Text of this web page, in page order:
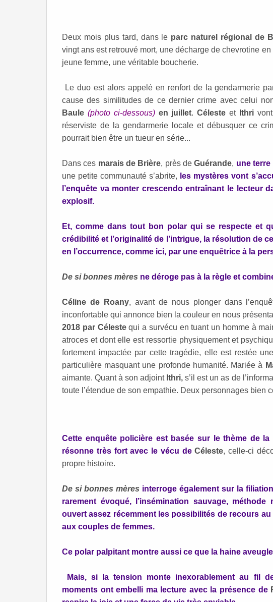
Deux mois plus tard, dans le parc naturel régional de
vingt ans est retrouvé mort, une décharge de chevrotine
jeune femme, une véritable boucherie.
Le duo est alors appelé en renfort de la gendarmerie
cause des similitudes de ce dernier crime avec celui
Baule (photo ci-dessous)en juillet.Céleste et Ithri
réserviste de la gendarmerie locale et débusquer ce
pourrait bien être un tueur en série...
Dans ces marais de Brière, près deGuérande, une
une petite communauté s’abrite, les mystères vont
l’enquête va monter crescendo entraînant le lecteur
explosif.
Et, comme dans tout bon polar qui se respecte et
crédibilité et l’originalité de l’intrigue, la résolution de
en l’occurrence, comme ici, par une enquêtrice à la
De si bonnes mères ne déroge pas à la règle et
Céline de Roany, avant de nous plonger dans
inconfortable qui annonce bien la couleur en nous
2018 par Célestequi a survécu en tuant un homme à
atroces et dont elle est ressortie physiquement et
fortement impactée par cette tragédie, elle est restée
particulière masquant une profonde humanité. Mariée à
aimante. Quant à son adjoint Ithri, s’il est un as de
toute l’étendue de son empathie. Deux personnages bien
Cette enquête policière est basée sur le thème de
résonne très fort avec le vécu de Céleste, celle-ci
propre histoire.
De si bonnes mères interroge également sur la
rarement évoqué, l’insémination sauvage,
ouvert assez récemment les possibilités de recours
aux couples de femmes.
Ce polar palpitant montre aussi ce que la haine
Mais, si la tension monte inexorablement au fil
moments ont embelli ma lecture avec la présence de